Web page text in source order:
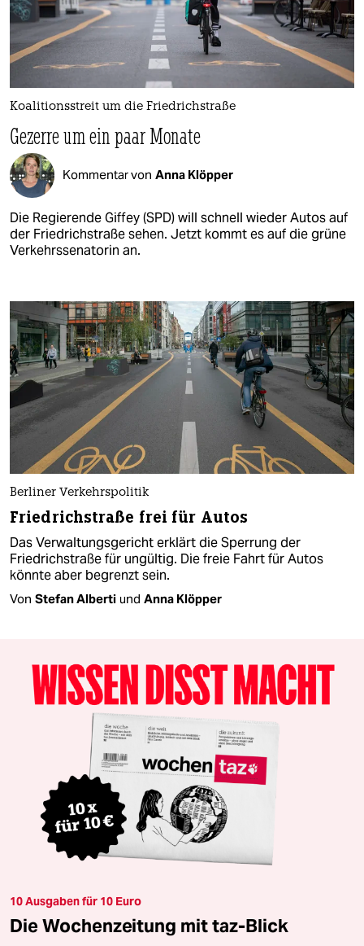
Koalitionsstreit um die Friedrichstraße
Gezerre um ein paar Monate
Kommentar von Anna Klöpper
Die Regierende Giffey (SPD) will schnell wieder Autos auf
der Friedrichstraße sehen. Jetzt kommt es auf die grüne
Verkehrssenatorin an.
Berliner Verkehrspolitik
Friedrichstraße frei für Autos
Das Verwaltungsgericht erklärt die Sperrung der
Friedrichstraße für ungültig. Die freie Fahrt für Autos
könnte aber begrenzt sein.
Von Stefan Alberti und Anna Klöpper
10 Ausgaben für 10 Euro
Die Wochenzeitung mit taz-Blick